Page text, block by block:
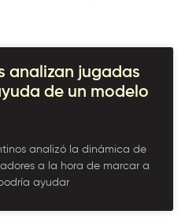
analizan jugadas
de un modelo
analizó la dinámica de
a la hora de marcar a
ayudar